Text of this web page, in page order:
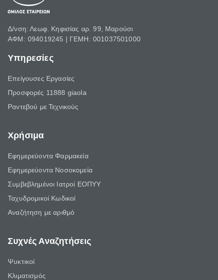
Δ/νση: Λεωφ. Κηφισίας αρ. 99, Μαρούσι
ΑΦΜ: 094019245 | ΓΕΜΗ: 001037501000
Υπηρεσίες
Επείγουσες Εργασίες
Προσφορές 11888 giaola
Ραντεβού με Τεχνικούς
Χρήσιμα
Εφημερεύοντα Φαρμακεία
Εφημερεύοντα Νοσοκομεία
Συμβεβλημένοι Ιατροί ΕΟΠΥΥ
Ταχυδρομικοί Κωδικοί
Αναζήτηση με αριθμό
Συχνές Αναζητήσεις
Ψυκτικοί
Κλιματισμός